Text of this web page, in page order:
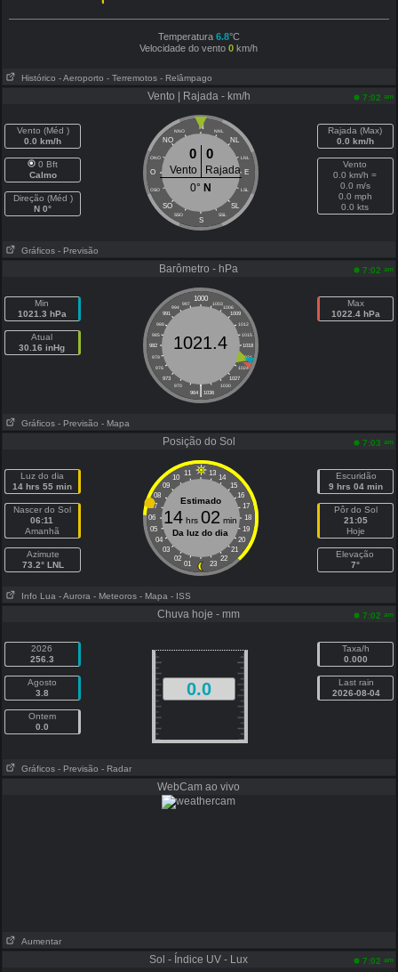
Temperatura 6.8°C
Velocidade do vento 0 km/h
Histórico - Aeroporto - Terremotos - Relâmpago
Vento | Rajada - km/h 7:02 am
Vento (Méd )
0.0 km/h
0 Bft
Calmo
Direção (Méd )
N 0°
N
NNO NNL
NO NL
ONO LNL
O E
OSO LSL
SO SL
SSO SSL
S
0 0
Vento
Rajada
0° N
Rajada (Max)
0.0 km/h
Vento
0.0 km/h =
0.0 m/s
0.0 mph
0.0 kts
Gráficos - Previsão
Barômetro - hPa 7:02 am
Min
1021.3 hPa
Atual
30.16 inHg
1000
997 1003
994
1006
991
1009
988
1012
985
1015
982
1018
979
1021
976
1024
973
1027
970
1030
|
964 1036
1021.4
Max
1022.4 hPa
Gráficos - Previsão - Mapa
Posição do Sol 7:03 am
Luz do dia
14 hrs 55 min
Nascer do Sol
06:11
Amanhã
Azimute
73.2° LNL
11 13
10
14
09
15
08
16
07
17
06
18
05
19
04
20
03
21
02
22
01 23
Estimado
14 hrs02 min
Da luz do dia
Escuridão
9 hrs 04 min
Pôr do Sol
21:05
Hoje
Elevação
7°
Info Lua - Aurora - Meteoros - Mapa - ISS
Chuva hoje - mm 7:02 am
2026
256.3
Agosto
3.8
Ontem
0.0
0.0
Taxa/h
0.000
Last rain
2026-08-04
Gráficos - Previsão - Radar
WebCam ao vivo
Aumentar
Sol - Índice UV - Lux 7:02 am